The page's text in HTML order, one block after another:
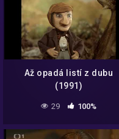
Až opadá listí z dubu
(1991)
29 100%